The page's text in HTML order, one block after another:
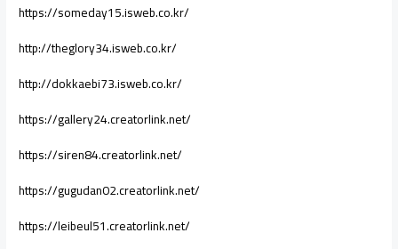
https://someday15.isweb.co.kr/
http://theglory34.isweb.co.kr/
http://dokkaebi73.isweb.co.kr/
https://gallery24.creatorlink.net/
https://siren84.creatorlink.net/
https://gugudan02.creatorlink.net/
https://leibeul51.creatorlink.net/